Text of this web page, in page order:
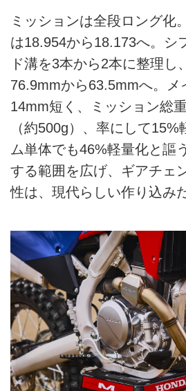
ミッションは全段ロング化
は18.954から18.173へ。シ
ド溝を3本から2本に整理し
76.9mmから63.5mmへ。メ
14mm短く、ミッション総
（約500g）、率にして15%
ム単体でも46%軽量化と謳
する範囲を広げ、ギアチェ
性は、現代らしい作り込みだ